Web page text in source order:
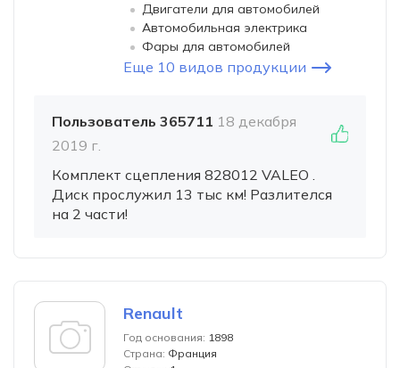
Двигатели для автомобилей
Автомобильная электрика
Фары для автомобилей
Еще 10 видов продукции
Пользователь 365711 18 декабря
2019 г.
Комплект сцепления 828012 VALEO .
Диск прослужил 13 тыс км! Разлителся
на 2 части!
Renault
Год основания: 1898
Страна: Франция